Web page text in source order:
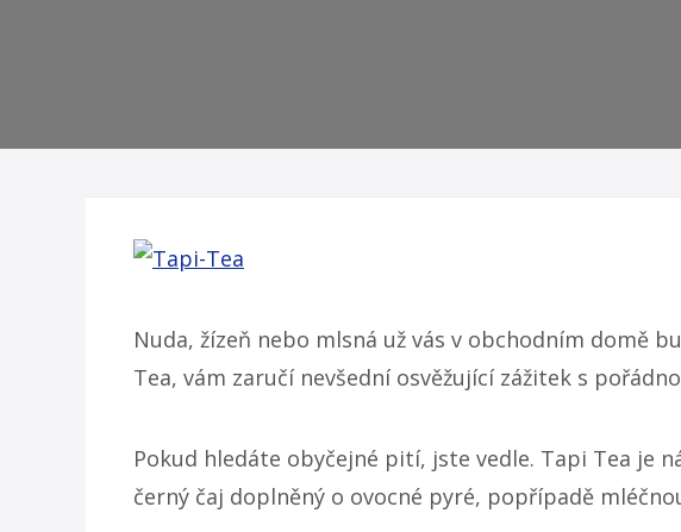
Nuda, žízeň nebo mlsná už vás v obchodním domě
Tea, vám zaručí nevšední osvěžující zážitek s
Pokud hledáte obyčejné pití, jste vedle. Tapi Tea je
černý čaj doplněný o ovocné pyré, popřípadě